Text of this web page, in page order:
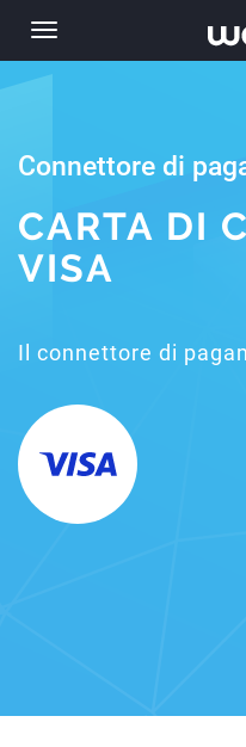
Toggle
navigation
Connettore di
CARTA DI
VISA
Il connettore di